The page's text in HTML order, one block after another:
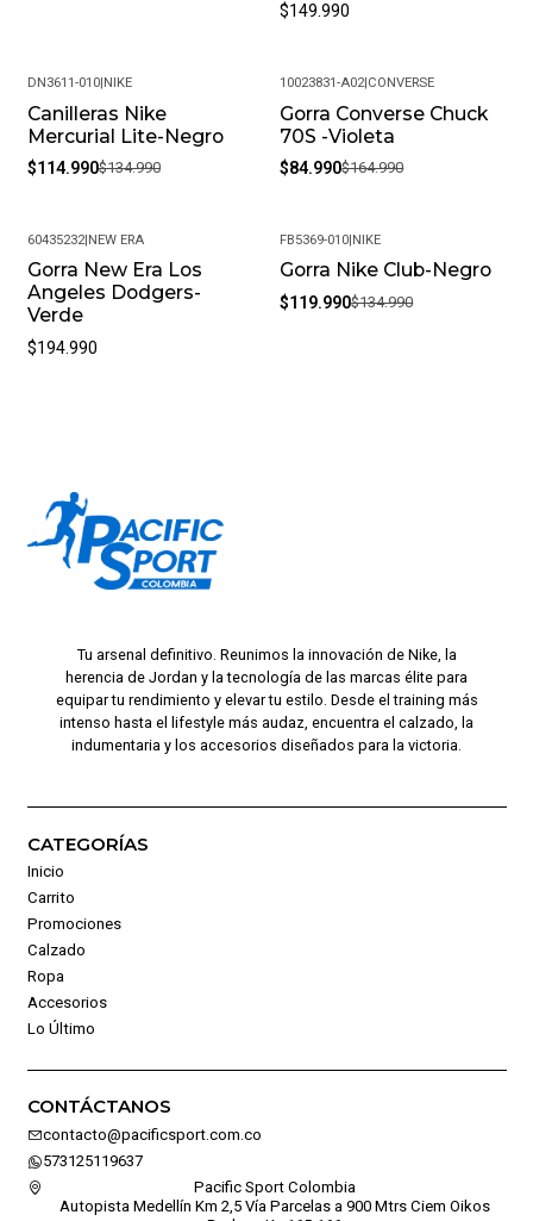
$149.990
-15%
DN3611-010|NIKE
Canilleras Nike
Mercurial Lite-Negro
$114.990$134.990
-48%
10023831-A02|CONVERSE
Gorra Converse Chuck
70S -Violeta
$84.990$164.990
60435232|NEW ERA
Gorra New Era Los
Angeles Dodgers-
Verde
$194.990
-11%
FB5369-010|NIKE
Gorra Nike Club-Negro
$119.990$134.990
Tu arsenal definitivo. Reunimos la innovación de Nike, la
herencia de Jordan y la tecnología de las marcas élite para
equipar tu rendimiento y elevar tu estilo. Desde el training más
intenso hasta el lifestyle más audaz, encuentra el calzado, la
indumentaria y los accesorios diseñados para la victoria.
CATEGORÍAS
Inicio
Carrito
Promociones
Calzado
Ropa
Accesorios
Lo Último
CONTÁCTANOS
contacto@pacificsport.com.co
573125119637
Pacific Sport Colombia
Autopista Medellín Km 2,5 Vía Parcelas a 900 Mtrs Ciem Oikos